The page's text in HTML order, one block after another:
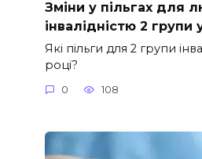
Зміни у пільгах для
інвалідністю 2 групи
Які пільги для 2 групи
році?
0 108